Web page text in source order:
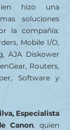
hizo una
soluciones
la compañía:
Mobile I/O,
AJA Diskower
Routers,
Software y
Especialista
Canon, quien